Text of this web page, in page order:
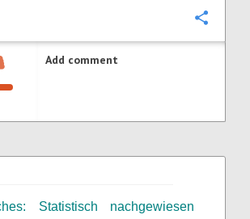
Add comment
Statistisch nachgewiesen